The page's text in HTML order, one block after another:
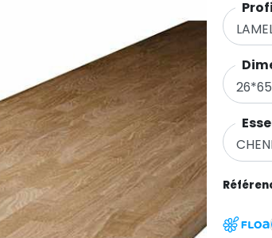
Profilㅤㅤㅤ
Essenceㅤ